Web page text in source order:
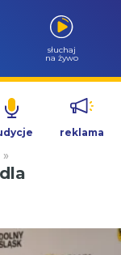
słuchaj
na żywo
reklama
»